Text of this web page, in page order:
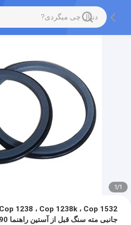
1
/
1
جانبی مته سنگ قبل از آستین راهنما NO.3115188090